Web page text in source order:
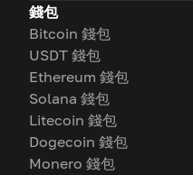
錢包
Bitcoin 錢包
USDT 錢包
Ethereum 錢包
Solana 錢包
Litecoin 錢包
Dogecoin 錢包
Monero 錢包